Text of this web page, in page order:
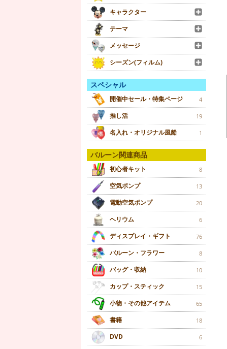
キャラクター
テーマ
メッセージ
シーズン(フィルム)
スペシャル
開催中セール・特集ページ 4
推し活 19
名入れ・オリジナル風船 1
バルーン関連商品
初心者キット 8
空気ポンプ 13
電動空気ポンプ 20
ヘリウム 6
ディスプレイ・ギフト 76
バルーン・フラワー 8
バッグ・収納 10
カップ・スティック 15
小物・その他アイテム 65
書籍 18
DVD 6